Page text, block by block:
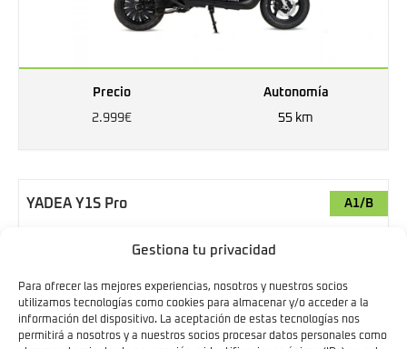
Gestiona tu privacidad
Para ofrecer las mejores experiencias, nosotros y nuestros socios
utilizamos tecnologías como cookies para almacenar y/o acceder a la
información del dispositivo. La aceptación de estas tecnologías nos
permitirá a nosotros y a nuestros socios procesar datos personales como
Precio
2.999€
Autonomía
55 km
YADEA Y1S Pro A1/B